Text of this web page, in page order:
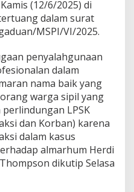
(12/6/2025) di
dalam surat
MSPI/VI/2025.
penyalahgunaan
dalam
nama baik yang
warga sipil yang
LPSK
dan Korban) karena
dalam kasus
almarhum Herdi
dikutip Selasa